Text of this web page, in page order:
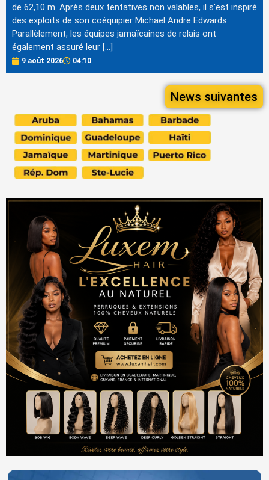
de 62,10 m. Après deux tentatives non valables, il s'est inspiré
des exploits de son coéquipier Michael Andre Edwards.
Parallèlement, les équipes jamaïcaines de relais ont
également assuré leur […]
9 août 2026 04:10
News suivantes